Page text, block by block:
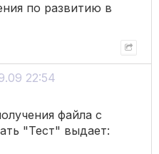
по развитию в
22:54
файла с
"Тест" выдает: